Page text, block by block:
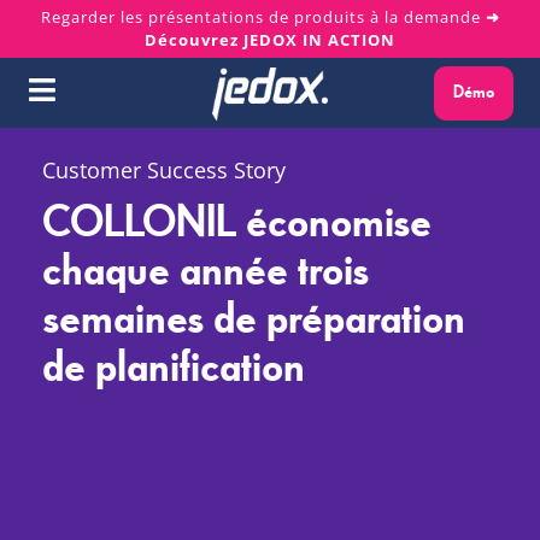
content
Regarder les présentations de produits à la demande ➜
Découvrez JEDOX IN ACTION
Toggle
Pourquoi Jedox ?
Solutions
Plateforme
Services
Démo
Customer Success Story
COLLONIL économise
chaque année trois
semaines de préparation
de planification